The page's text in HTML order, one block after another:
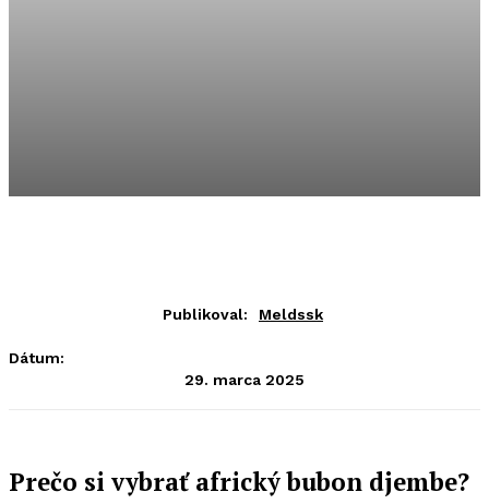
Publikoval: Meldssk
Dátum:
29. marca 2025
Prečo si vybrať africký bubon djembe?